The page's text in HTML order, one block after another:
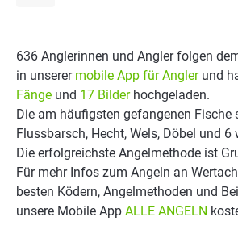
636 Anglerinnen und Angler folgen
in unserer mobile App für Anglerund
Fänge und 17 Bilderhochgeladen.
Die am häufigsten gefangenen Fische
Flussbarsch, Hecht, Wels, Döbel und 6
Die erfolgreichste Angelmethode ist
Für mehr Infos zum Angeln an
besten Ködern, Angelmethoden und
unsere Mobile App ALLE ANGELN